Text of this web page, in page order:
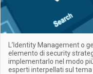
L’Identity Management o
elemento di security
implementarlo nel modo
esperti interpellati sul tema